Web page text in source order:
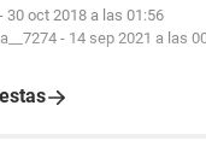
- 30 oct 2018 a las 01:56
- 14 sep 2021 a las